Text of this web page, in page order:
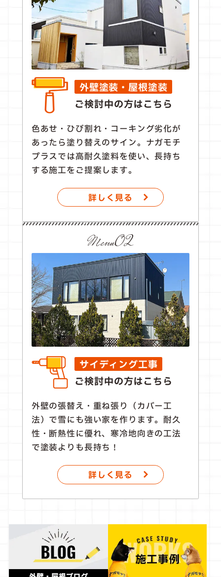
外壁塗装・屋根塗装
ご検討中の方はこちら
色あせ・ひび割れ・コーキング劣化が
あったら塗り替えのサイン。ナガモチ
プラスでは高耐久塗料を使い、長持ち
する施工をご提案します。
詳しく見る
Menu02
サイディング工事
ご検討中の方はこちら
外壁の張替え・重ね張り（カバー工
法）で雪にも強い家を作ります。耐久
性・断熱性に優れ、寒冷地向きの工法
で塗装よりも長持ち！
詳しく見る